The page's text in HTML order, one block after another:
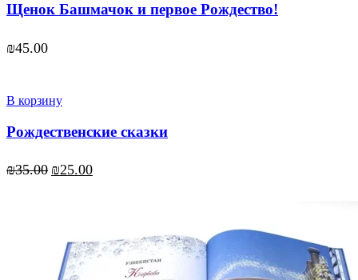
Щенок Башмачок и первое Рождество!
₪45.00
В корзину
Рождественские сказки
₪35.00 Первоначальная
₪25.00Текущая